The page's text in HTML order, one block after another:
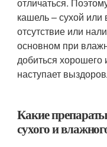
кашель – сухой
отсутствие или
основном при
добиться хорошего
наступает
Какие
сухого и